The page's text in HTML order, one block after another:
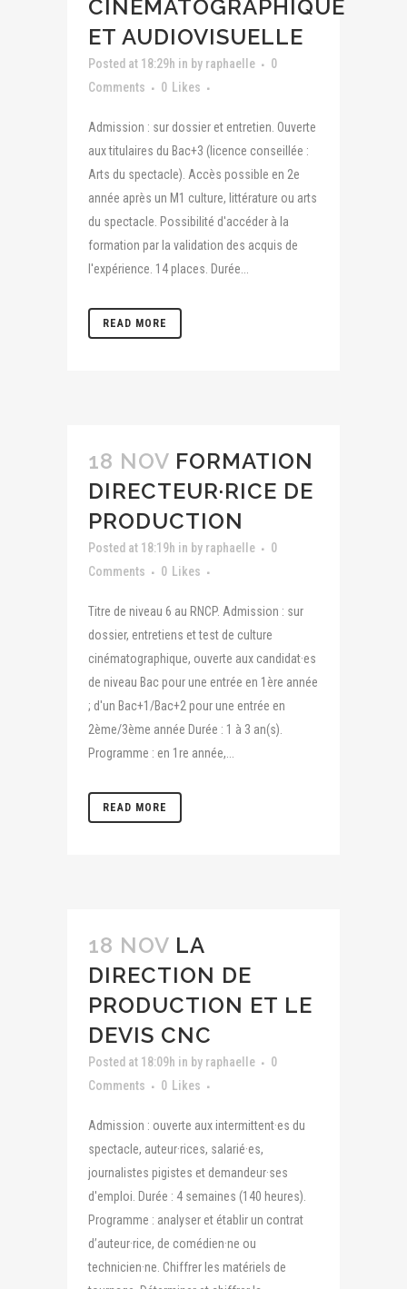
CINÉMATOGRAPHIQUE
ET AUDIOVISUELLE
Posted at 18:29h in by raphaelle
0
Comments
0 Likes
Admission : sur dossier et entretien. Ouverte
aux titulaires du Bac+3 (licence conseillée :
Arts du spectacle). Accès possible en 2e
année après un M1 culture, littérature ou arts
du spectacle. Possibilité d'accéder à la
formation par la validation des acquis de
l'expérience. 14 places. Durée...
READ MORE
18 NOV FORMATION
DIRECTEUR·RICE DE
PRODUCTION
Posted at 18:19h in by raphaelle
0
Comments
0 Likes
Titre de niveau 6 au RNCP. Admission : sur
dossier, entretiens et test de culture
cinématographique, ouverte aux candidat·es
de niveau Bac pour une entrée en 1ère année
; d'un Bac+1/Bac+2 pour une entrée en
2ème/3ème année Durée : 1 à 3 an(s).
Programme : en 1re année,...
READ MORE
18 NOV LA
DIRECTION DE
PRODUCTION ET LE
DEVIS CNC
Posted at 18:09h in by raphaelle
0
Comments
0 Likes
Admission : ouverte aux intermittent·es du
spectacle, auteur·rices, salarié·es,
journalistes pigistes et demandeur·ses
d'emploi. Durée : 4 semaines (140 heures).
Programme : analyser et établir un contrat
d’auteur·rice, de comédien·ne ou
technicien·ne. Chiffrer les matériels de